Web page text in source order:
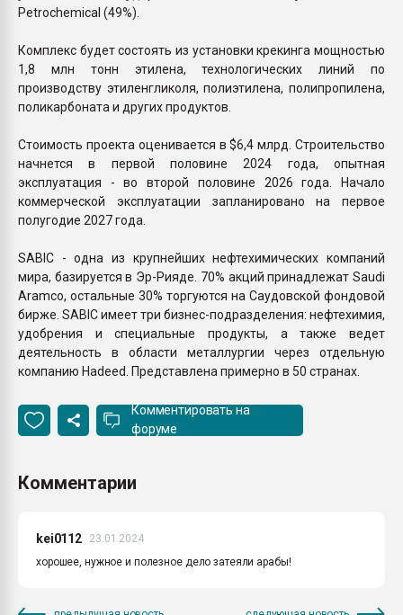
Petrochemical (49%).
Комплекс будет состоять из установки крекинга мощностью
1,8 млн тонн этилена, технологических линий по
производству этиленгликоля, полиэтилена, полипропилена,
поликарбоната и других продуктов.
Стоимость проекта оценивается в $6,4 млрд. Строительство
начнется в первой половине 2024 года, опытная
эксплуатация - во второй половине 2026 года. Начало
коммерческой эксплуатации запланировано на первое
полугодие 2027 года.
SABIC - одна из крупнейших нефтехимических компаний
мира, базируется в Эр-Рияде. 70% акций принадлежат Saudi
Aramco, остальные 30% торгуются на Саудовской фондовой
бирже. SABIC имеет три бизнес-подразделения: нефтехимия,
удобрения и специальные продукты, а также ведет
деятельность в области металлургии через отдельную
компанию Hadeed. Представлена примерно в 50 странах.
Комментировать на
форуме
Комментарии
kei0112
23.01.2024
хорошее, нужное и полезное дело затеяли арабы!